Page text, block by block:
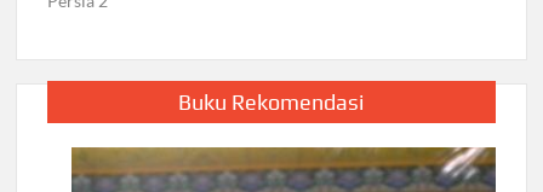
Buku Rekomendasi